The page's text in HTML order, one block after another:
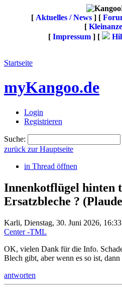
[ Aktuelles / News] [
[
[ Impressum] [
Startseite
myKangoo.de
Login
Registrieren
Suche:
zurück zur Hauptseite
in Thread öffnen
Innenkotflügel hinten
Ersatzbleche ?
Karli, Dienstag, 30. Juni 2026, 16:33
Center -TML
OK, vielen Dank für die Info.
Blech gibt, aber wenn es so ist, dann
antworten